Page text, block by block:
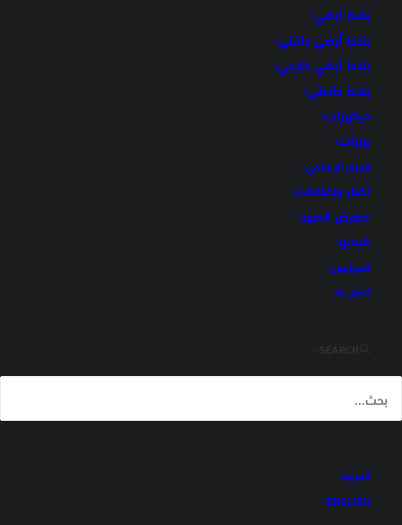
بلاط أرضي
بلاط أرضي داخلي
بلاط أرضي خارجي
بلاط حائطي
ديكورات
وزرات
المركز الإعلامي
أخبار وإعلانات
معرض الصور
فيديو
الموزعون
اتصل بنا
العربية
ENGLISH
ديكور أخضر